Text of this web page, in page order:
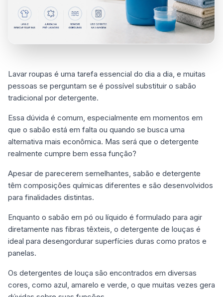
Lavar roupas é uma tarefa essencial do dia a dia, e muitas
pessoas se perguntam se é possível substituir o sabão
tradicional por detergente.
Essa dúvida é comum, especialmente em momentos em
que o sabão está em falta ou quando se busca uma
alternativa mais econômica. Mas será que o detergente
realmente cumpre bem essa função?
Apesar de parecerem semelhantes, sabão e detergente
têm composições químicas diferentes e são desenvolvidos
para finalidades distintas.
Enquanto o sabão em pó ou líquido é formulado para agir
diretamente nas fibras têxteis, o detergente de louças é
ideal para desengordurar superfícies duras como pratos e
panelas.
Os detergentes de louça são encontrados em diversas
cores, como azul, amarelo e verde, o que muitas vezes gera